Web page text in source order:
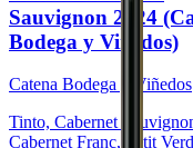
Sauvignon 2024
Bodega y Viñedos)
Catena Bodega y Viñedos
Tinto, Cabernet
Cabernet Franc, Petit